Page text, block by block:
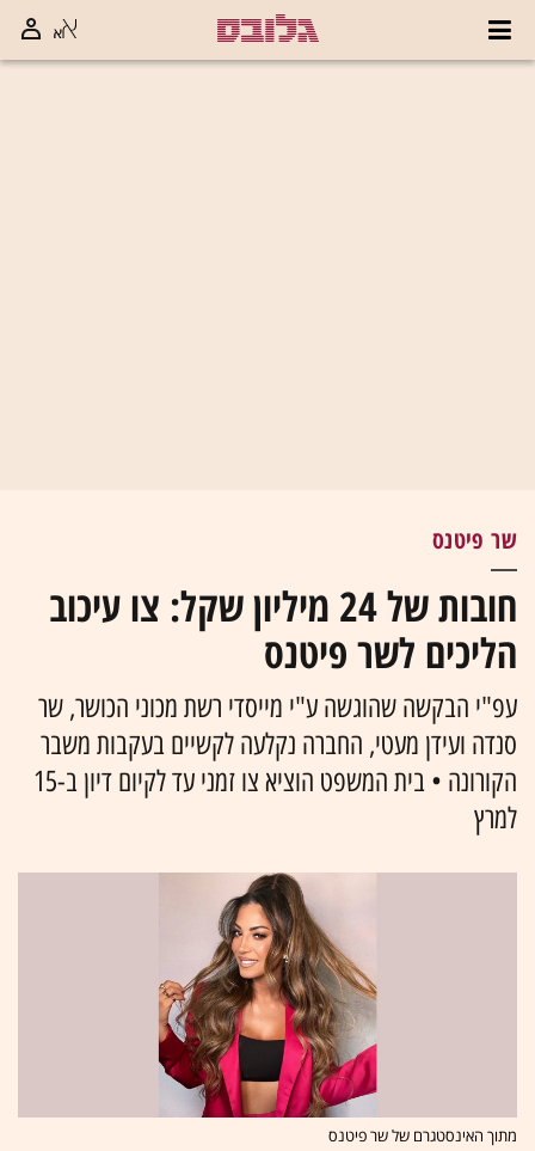
שר פיטנס
חובות של 24 מיליון שקל: צו עיכוב
הליכים לשר פיטנס
עפ"י הבקשה שהוגשה ע"י מייסדי רשת מכוני הכושר, שר
סנדה ועידן מעטי, החברה נקלעה לקשיים בעקבות משבר
הקורונה • בית המשפט הוציא צו זמני עד לקיום דיון ב-15
למרץ
מתוך האינסטגרם של שר פיטנס